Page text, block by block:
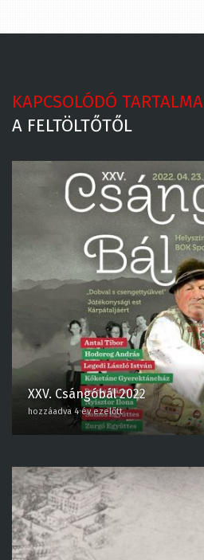
KAPCSOLÓDÓ TARTALMAK
XXV. Csángóbál 2022
hozzáadva 4 év ezelőtt